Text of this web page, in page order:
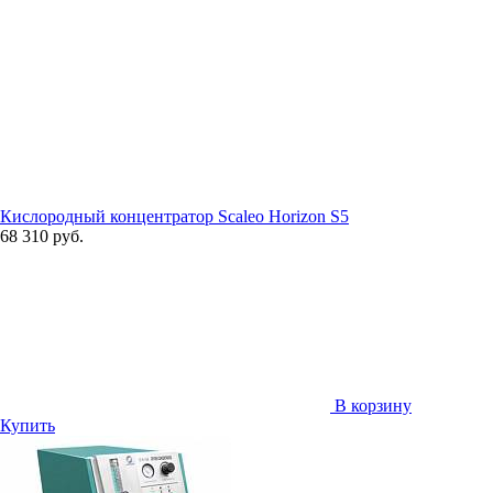
Кислородный концентратор Scaleo Horizon S5
68 310 руб.
В корзину
Купить